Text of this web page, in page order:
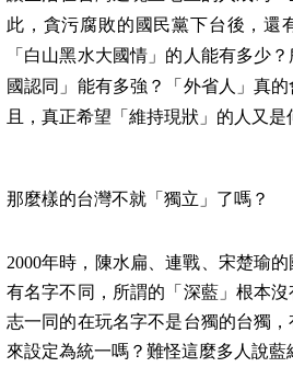
此，貪污腐敗的國民黨下台後，還
「白山黑水大國情」的人能有多少
國認同」能有多強？「外省人」真
且，真正希望「維持現狀」的人又是
那麼樣的台灣不就「獨立」了嗎？
2000年時，陳水扁、連戰、宋楚瑜
有名字不同，所謂的「深藍」根本
志一同的在玩名字不是台獨的台獨
來設定為統一嗎？難怪這麼多人說藍